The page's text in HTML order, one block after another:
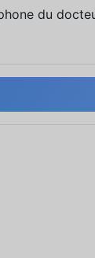
du